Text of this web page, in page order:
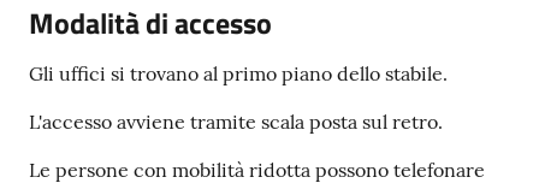
Modalità di accesso
Gli uffici si trovano al primo piano dello stabile.
L'accesso avviene tramite scala posta sul retro.
Le persone con mobilità ridotta possono telefonare